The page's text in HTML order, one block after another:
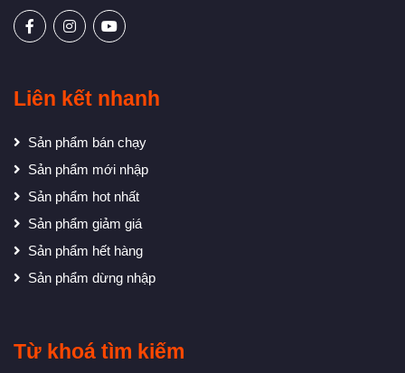
Liên kết nhanh
Sản phẩm bán chạy
Sản phẩm mới nhập
Sản phẩm hot nhất
Sản phẩm giảm giá
Sản phẩm hết hàng
Sản phẩm dừng nhập
Từ khoá tìm kiếm